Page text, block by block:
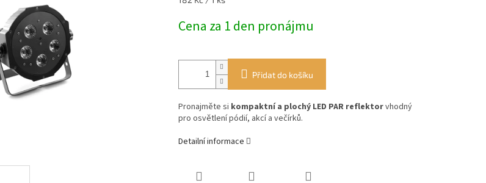
Cena za 1 den pronájmu
Přidat do košíku
Pronajměte si kompaktní a plochý LED PAR reflektorvhodný
pro osvětlení pódií, akcí a večírků.
Detailní informace